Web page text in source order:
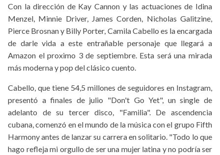
Con la dirección de Kay Cannon y las actuaciones de Idina
Menzel, Minnie Driver, James Corden, Nicholas Galitzine,
Pierce Brosnan y Billy Porter, Camila Cabello es la encargada
de darle vida a este entrañable personaje que llegará a
Amazon el proximo 3 de septiembre. Esta será una mirada
más moderna y pop del clásico cuento.
Cabello, que tiene 54,5 millones de seguidores en Instagram,
presentó a finales de julio "Don't Go Yet", un single de
adelanto de su tercer disco, "Familia". De ascendencia
cubana, comenzó en el mundo de la música con el grupo Fifth
Harmony antes de lanzar su carrera en solitario. "Todo lo que
hago refleja mi orgullo de ser una mujer latina y no podría ser